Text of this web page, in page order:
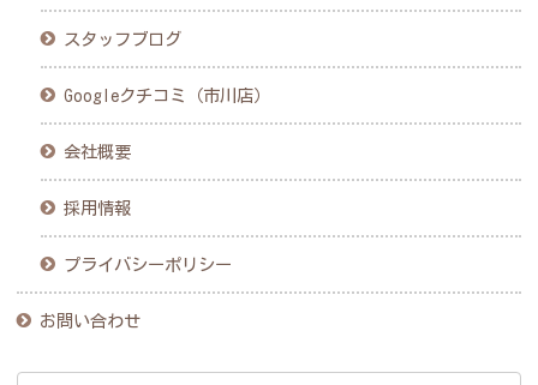
スタッフブログ
Googleクチコミ（市川店）
会社概要
採用情報
プライバシーポリシー
お問い合わせ